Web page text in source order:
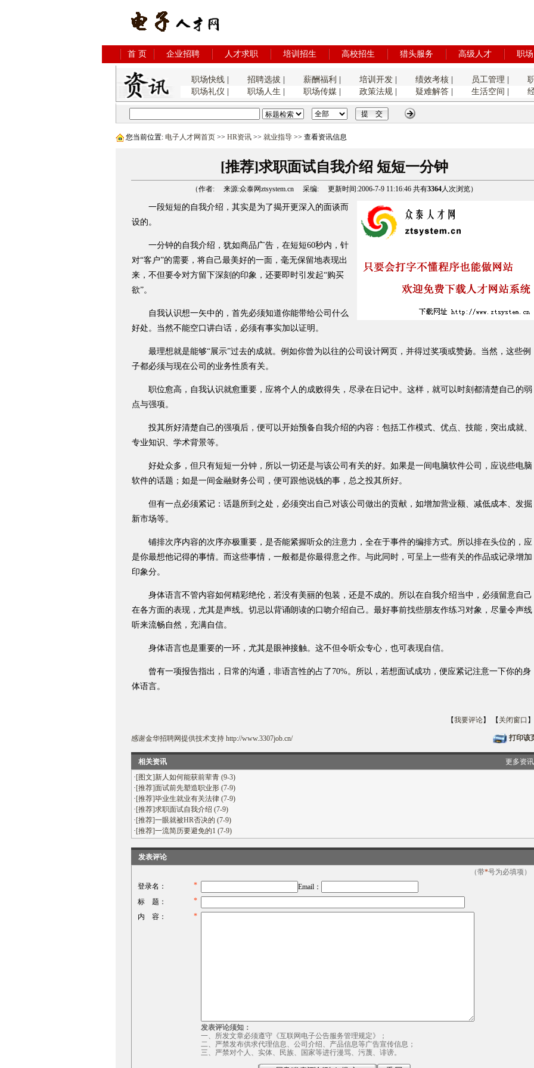
首 页 企业招聘 人才求职 培训招生 高校招生 猎头服务 高级人才 职
职场快线| 招聘选拔 薪酬福利 培训开发| 绩效考核| 员工管理
职场礼仪
职场人生 职场传媒| 政策法规| 疑难解答| 生活空间
您当前位置: 电子人才网首页 >> HR资讯 >> 就业指导 >> 查看资讯信息
[推荐]求职面试自我介绍 短短一分钟
（作者: 来源:众泰网ztsystem.cn 采编: 更新时间:2006-7-9 11:16:46 共有3364人次浏览）
一段短短的自我介绍，其实是为了揭开更深入的面谈而
设的。
一分钟的自我介绍，犹如商品广告，在短短60秒内，针
对“客户”的需要，将自己最美好的一面，毫无保留地表现出
来，不但要令对方留下深刻的印象，还要即时引发起“购买
欲”。
自我认识想一矢中的，首先必须知道你能带给公司什么
好处。当然不能空口讲白话，必须有事实加以证明。
最理想就是能够“展示”过去的成就。例如你曾为以往的公司设计网页，并得过奖项或赞扬。当然，这些例
子都必须与现在公司的业务性质有关。
职位愈高，自我认识就愈重要，应将个人的成败得失，尽录在日记中。这样，就可以时刻都清楚自己的弱
点与强项。
投其所好清楚自己的强项后，便可以开始预备自我介绍的内容：包括工作模式、优点、技能，突出成就、
专业知识、学术背景等。
好处众多，但只有短短一分钟，所以一切还是与该公司有关的好。如果是一间电脑软件公司，应说些电脑
软件的话题；如是一间金融财务公司，便可跟他说钱的事，总之投其所好。
但有一点必须紧记：话题所到之处，必须突出自己对该公司做出的贡献，如增加营业额、减低成本、发掘
新市场等。
铺排次序内容的次序亦极重要，是否能紧握听众的注意力，全在于事件的编排方式。所以排在头位的，应
是你最想他记得的事情。而这些事情，一般都是你最得意之作。与此同时，可呈上一些有关的作品或记录增加
印象分。
身体语言不管内容如何精彩绝伦，若没有美丽的包装，还是不成的。所以在自我介绍当中，必须留意自己
在各方面的表现，尤其是声线。切忌以背诵朗读的口吻介绍自己。最好事前找些朋友作练习对象，尽量令声线
听来流畅自然，充满自信。
身体语言也是重要的一环，尤其是眼神接触。这不但令听众专心，也可表现自信。
曾有一项报告指出，日常的沟通，非语言性的占了70%。所以，若想面试成功，便应紧记注意一下你的身
体语言。
【我要评论】 【 关闭窗口 】
感谢金华招聘网提供技术支持 http://www.3307job.cn/ 打印该
相关资讯
更多资讯
·[图文]新人如何能获前辈青 (9-3)
·[推荐]面试前先塑造职业形 (7-9)
·[推荐]毕业生就业有关法律 (7-9)
·[推荐]求职面试自我介绍 (7-9)
·[推荐]一眼就被HR否决的 (7-9)
·[推荐]一流简历要避免的1 (7-9)
发表评论
（带*号为必填项）
登录名：
*
Email：
标 题：
*
内 容：
*
发表评论须知：
一、所发文章必须遵守《互联网电子公告服务管理规定》；
二、严禁发布供求代理信息、公司介绍、产品信息等广告宣传信息；
三、严禁对个人、实体、民族、国家等进行漫骂、污蔑、诽谤。